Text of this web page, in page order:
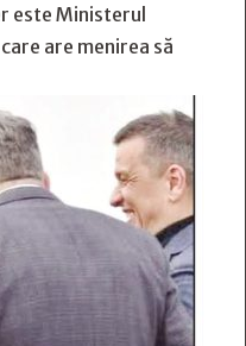
este Ministerul
are menirea să